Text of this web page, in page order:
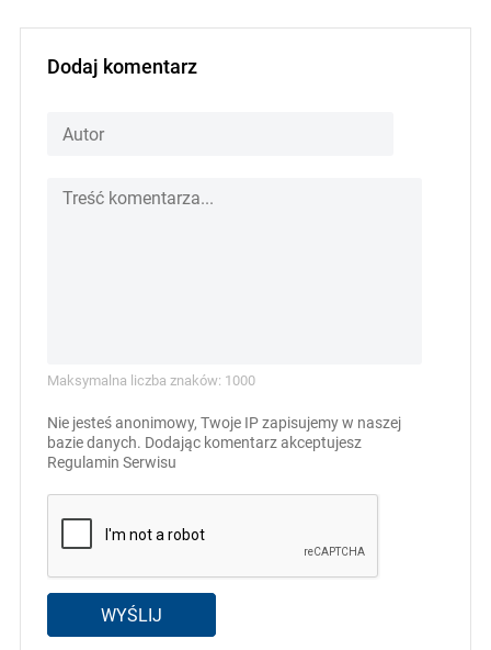
Dodaj komentarz
Maksymalna liczba znaków: 1000
Nie jesteś anonimowy, Twoje IP zapisujemy w naszej
bazie danych. Dodając komentarz akceptujesz
Regulamin Serwisu
WYŚLIJ